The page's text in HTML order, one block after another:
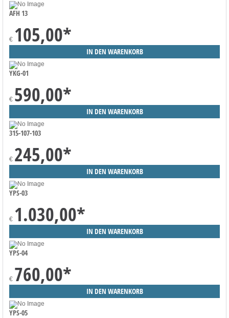
AFH 13
€ 105,00*
YKG-01
€ 590,00*
315-107-103
€ 245,00*
YPS-03
€ 1.030,00*
YPS-04
€ 760,00*
YPS-05